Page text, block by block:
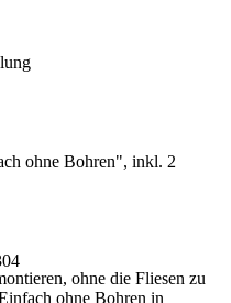
ohne Bohren", inkl. 2
ohne die Fliesen zu
ohne Bohren in